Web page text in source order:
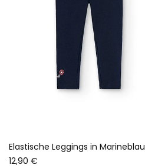
Elastische Leggings in Marineblau
12,90 €